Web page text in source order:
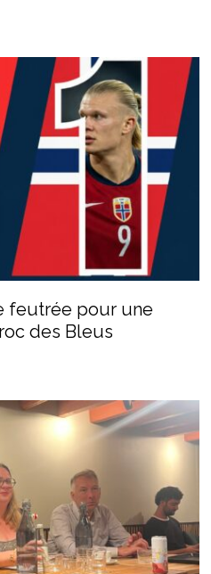
feutrée pour une
des Bleus